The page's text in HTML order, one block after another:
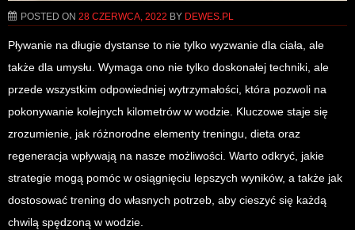
POSTED ON 28 CZERWCA, 2022 BY DEWES.PL
Pływanie na długie dystanse to nie tylko wyzwanie dla ciała, ale
także dla umysłu. Wymaga ono nie tylko doskonałej techniki, ale
przede wszystkim odpowiedniej wytrzymałości, która pozwoli na
pokonywanie kolejnych kilometrów w wodzie. Kluczowe staje się
zrozumienie, jak różnorodne elementy treningu, dieta oraz
regeneracja wpływają na nasze możliwości. Warto odkryć, jakie
strategie mogą pomóc w osiągnięciu lepszych wyników, a także jak
dostosować trening do własnych potrzeb, aby cieszyć się każdą
chwilą spędzoną w wodzie.